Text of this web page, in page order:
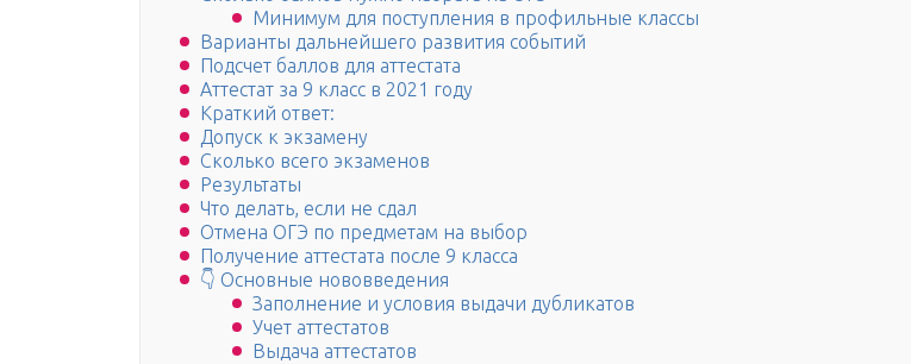
Минимум для поступления в профильные классы
Варианты дальнейшего развития событий
Подсчет баллов для аттестата
Аттестат за 9 класс в 2021 году
Краткий ответ:
Допуск к экзамену
Сколько всего экзаменов
Результаты
Что делать, если не сдал
Отмена ОГЭ по предметам на выбор
Получение аттестата после 9 класса
👇 Основные нововведения
Заполнение и условия выдачи дубликатов
Учет аттестатов
Выдача аттестатов